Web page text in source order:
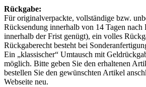
Rückgabe:
Für originalverpackte, vollständige bzw.
Rücksendung innerhalb von 14 Tagen
innerhalb der Frist genügt), ein volles
Rückgaberecht besteht bei
Ein „klassischer“ Umtausch mit
möglich. Bitte geben Sie den erhaltenen
bestellen Sie den gewünschten Artikel
Webseite neu.